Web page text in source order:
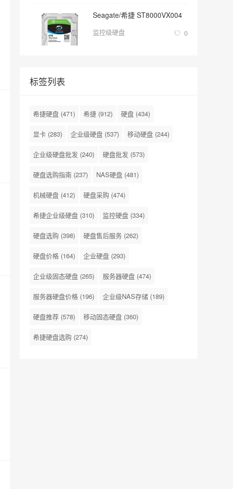
Seagate/希捷 ST8000VX004
监控级硬盘 0
标签列表
希捷硬盘 (471) 希捷 (912) 硬盘 (434)
显卡 (283) 企业级硬盘 (537) 移动硬盘 (244)
企业级硬盘批发 (240) 硬盘批发 (573)
硬盘选购指南 (237) NAS硬盘 (481)
机械硬盘 (412) 硬盘采购 (474)
希捷企业级硬盘 (310) 监控硬盘 (334)
硬盘选购 (398) 硬盘售后服务 (262)
硬盘价格 (164) 企业硬盘 (293)
企业级固态硬盘 (265) 服务器硬盘 (474)
服务器硬盘价格 (196) 企业级NAS存储 (189)
硬盘推荐 (578) 移动固态硬盘 (360)
希捷硬盘选购 (274)